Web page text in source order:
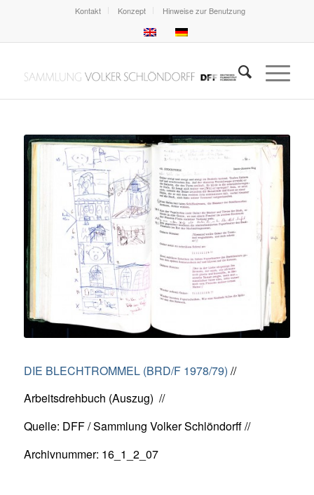
Kontakt Konzept Hinweise zur Benutzung
DIE BLECHTROMMEL (BRD/F 1978/79) //
Arbeitsdrehbuch (Auszug) //
Quelle: DFF / Sammlung Volker Schlöndorff //
Archivnummer: 16_1_2_07